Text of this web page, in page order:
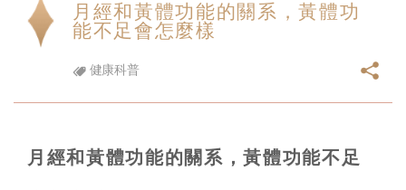
月經和黃體功能的關系，黃體功
能不足會怎麼樣
健康科普
月經和黃體功能的關系，黃體功能不足